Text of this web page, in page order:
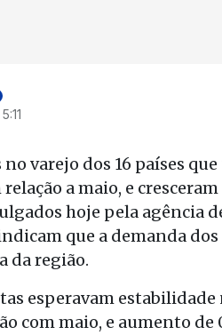
no varejo dos 16 países
a maio, e
hoje pela agência
que a demanda
da região.
esperavam
com maio, e aumento de